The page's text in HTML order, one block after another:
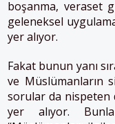
boşanma, veraset
geleneksel
yer alıyor.
Fakat bunun yanı
ve Müslümanların
sorular da nispeten
yer alıyor.